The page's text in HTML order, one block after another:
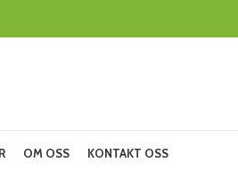
OM OSS KONTAKT OSS